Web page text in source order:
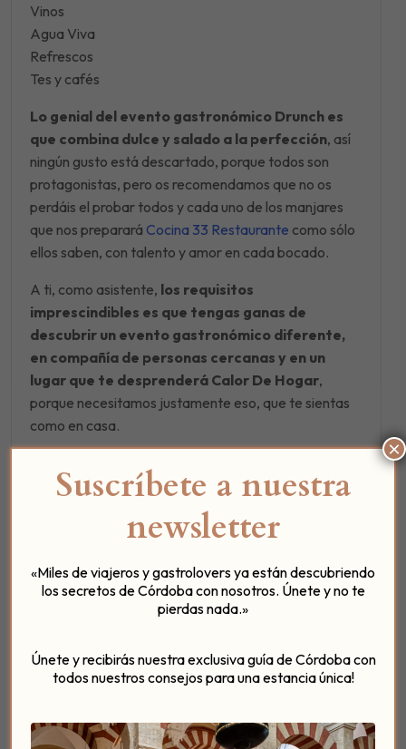
Vinos
Agua Viva
Refrescos
Tes y cafés
Lo genial del evento gastronómico Drunch es
que combina dulce y salado a la perfección, así
ningún gusto está descartado, porque todos son
protagonistas, pero os recomendamos que no os
perdáis el probar todos y cada uno de los manjares
que nos preparará Cocina 33 Restaurante como sólo
ellos saben, con talento y amor en cada bocado.
A ti, como asistente, los requisitos
imprescindibles es que tengas ganas de
descubrir un evento gastronómico diferente,
en compañía de personas cercanas y en un
lugar que te desprenderá Calor De Hogar,
porque necesitamos justamente eso, que te sientas
como en casa.
primer Drunch en Patio del Posadero tiene un
nuevas amistades de eventos así, es lo más
Suscríbete a nuestra
newsletter
«Miles de viajeros y gastrolovers ya están descubriendo
los secretos de Córdoba con nosotros. Únete y no te
pierdas nada.»
Únete y recibirás nuestra exclusiva guía de Córdoba con
todos nuestros consejos para una estancia única!
×